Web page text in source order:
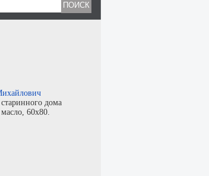
дома
масло, 60x80.